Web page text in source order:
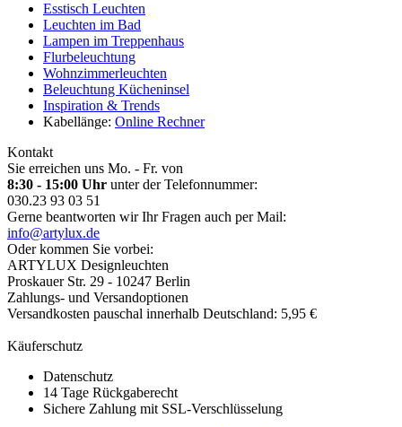
Esstisch Leuchten
Leuchten im Bad
Lampen im Treppenhaus
Flurbeleuchtung
Wohnzimmerleuchten
Beleuchtung Kücheninsel
Inspiration & Trends
Kabellänge: Online Rechner
Kontakt
Sie erreichen uns Mo. - Fr. von
8:30 - 15:00 Uhr unter der Telefonnummer:
030.23 93 03 51
Gerne beantworten wir Ihr Fragen auch per Mail:
info@artylux.de
Oder kommen Sie vorbei:
ARTYLUX Designleuchten
Proskauer Str. 29 - 10247 Berlin
Zahlungs- und Versandoptionen
Versandkosten pauschal innerhalb Deutschland: 5,95 €
Käuferschutz
Datenschutz
14 Tage Rückgaberecht
Sichere Zahlung mit SSL-Verschlüsselung